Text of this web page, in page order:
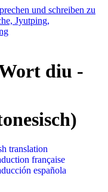
diu -
translation
française
española